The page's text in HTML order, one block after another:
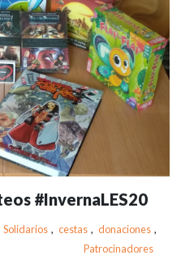
#InvernaLES20
Solidarios , cestas , donaciones ,
Patrocinadores